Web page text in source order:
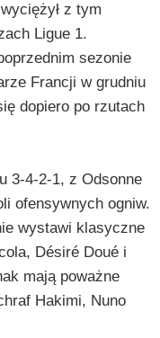
z tym
Ligue 1.
sezonie
Francji w grudniu
dopiero po rzutach
3-4-2-1, z Odsonne
ofensywnych ogniw.
wystawi klasyczne
Désiré Doué i
mają poważne
Hakimi, Nuno